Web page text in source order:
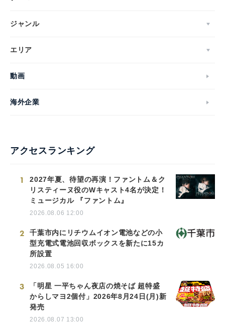
ジャンル
エリア
動画
海外企業
アクセスランキング
1
2027年夏、待望の再演！ファントム＆ク
リスティーヌ役のWキャスト4名が決定！
ミュージカル 『ファントム』
2026.08.06 12:00
2
千葉市内にリチウムイオン電池などの小
型充電式電池回収ボックスを新たに15カ
所設置
2026.08.05 16:00
3
「明星 一平ちゃん夜店の焼そば 超特盛
からしマヨ2個付」2026年8月24日(月)新
発売
2026.08.07 13:00